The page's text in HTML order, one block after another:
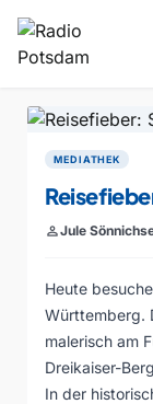
MEDIATHEK
personJule
Heute
Württemberg.
malerisch am
Dreikaiser-
In der